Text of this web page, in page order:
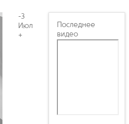
-3
Июл
+
Последнее
видео